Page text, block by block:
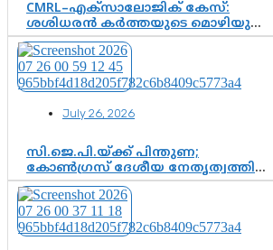
CMRL–എക്‌സാലോജിക് കേസ്:
ശശിധരൻ കർത്തയുടെ മൊഴിയുടെ
അടിസ്ഥാനത്തിൽ പിണറായി
വിജയനെ ചോദ്യം ചെയ്യുന്നതിൽ ഉടൻ
തീരുമാനം; വീണയ്‌ക്കെതിരെ
കൂടുതൽ തെളിവുകൾ പരിശോധിച്ച്
July 26, 2026
സി.ജെ.പി.യ്ക്ക് പിന്തുണ;
കോൺഗ്രസ് ദേശീയ നേതൃത്വത്തിൽ
ആശങ്കയോ? പാർട്ടിക്കുള്ളിൽ
ഭിന്നാഭിപ്രായമെന്ന വിലയിരുത്തൽ